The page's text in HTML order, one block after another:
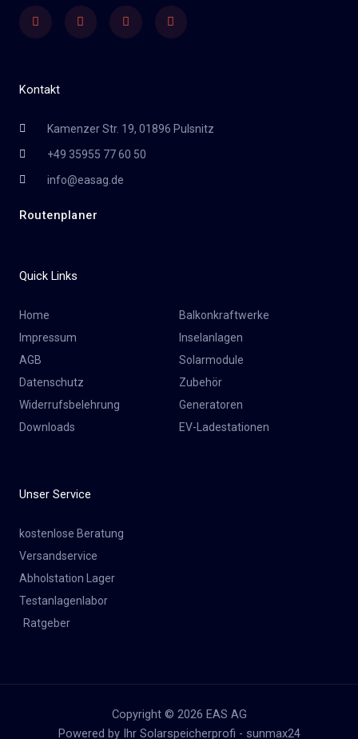
FacebookTwitter Youtube Instagram
Kontakt
Kamenzer Str. 19, 01896 Pulsnitz
+49 35955 77 60 50
info@easag.de
Routenplaner
Quick Links
Home
Impressum
AGB
Datenschutz
Widerrufsbelehrung
Downloads
Balkonkraftwerke
Inselanlagen
Solarmodule
Zubehör
Generatoren
EV-Ladestationen
Unser Service
kostenlose Beratung
Versandservice
Abholstation Lager
Testanlagenlabor
Ratgeber
Copyright © 2026 EAS AG
Powered by Ihr Solarspeicherprofi - sunmax24